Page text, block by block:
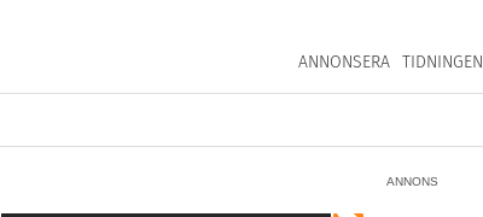
ANNONSERA TIDNINGEN
ANNONS